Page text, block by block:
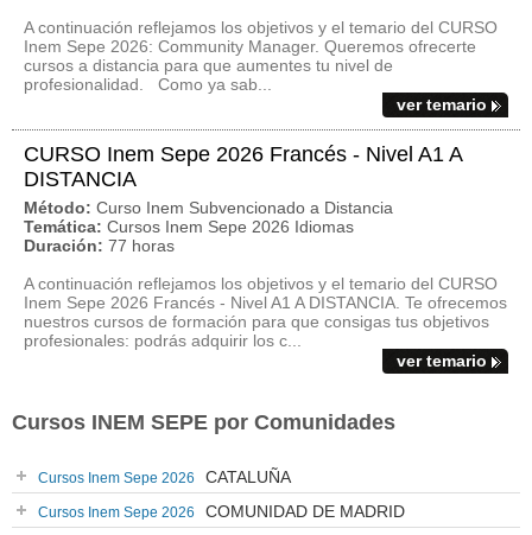
A continuación reflejamos los objetivos y el temario del CURSO
Inem Sepe 2026: Community Manager. Queremos ofrecerte
cursos a distancia para que aumentes tu nivel de
profesionalidad. Como ya sab...
ver temario
CURSO Inem Sepe 2026 Francés - Nivel A1 A
DISTANCIA
Método: Curso Inem Subvencionado a Distancia
Temática: Cursos Inem Sepe 2026 Idiomas
Duración: 77 horas
A continuación reflejamos los objetivos y el temario del CURSO
Inem Sepe 2026 Francés - Nivel A1 A DISTANCIA. Te ofrecemos
nuestros cursos de formación para que consigas tus objetivos
profesionales: podrás adquirir los c...
ver temario
Cursos INEM SEPE por Comunidades
Cursos Inem Sepe 2026 CATALUÑA
Cursos Inem Sepe 2026 COMUNIDAD DE MADRID